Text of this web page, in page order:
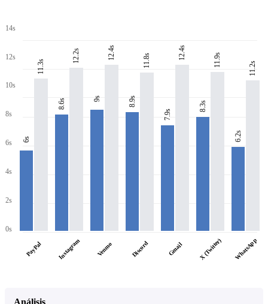
14s
12s
10s
8s
6s
4s
2s
0s
6s
11.3s
PayPal
8.6s
12.2s
Instagram
9s
12.4s
Venmo
8.9s
11.8s
Discord
7.9s
12.4s
Gmail
8.3s
11.9s
X (Twitter)
6.2s
11.2s
WhatsApp
Análisis